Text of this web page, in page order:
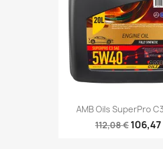
AMB Oils SuperPro
112,08 €